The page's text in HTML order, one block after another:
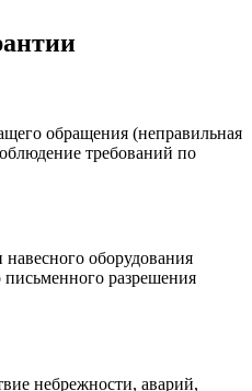
обращения (неправильная
требований по
оборудования
письменного разрешения
небрежности, аварий,